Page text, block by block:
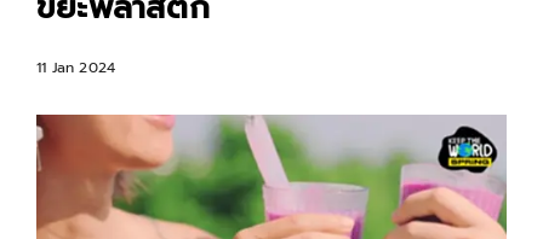
11 Jan 2024